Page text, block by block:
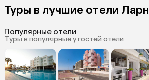
Туры в лучшие отели
Популярные отели
Туры в популярные у гостей отели